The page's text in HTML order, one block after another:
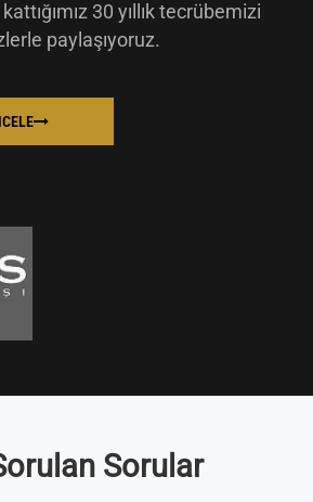
30 yıllık tecrübemizi
paylaşıyoruz.
Sorular